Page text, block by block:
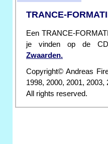
TRANCE-
Een TRANCE-
je vinden op de
Zwaarden.
Copyright© Andreas
1998, 2000, 2001, 2003,
All rights reserved.